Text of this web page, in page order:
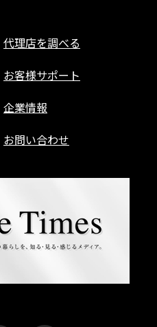
代理店を調べる
お客様サポート
企業情報
お問い合わせ